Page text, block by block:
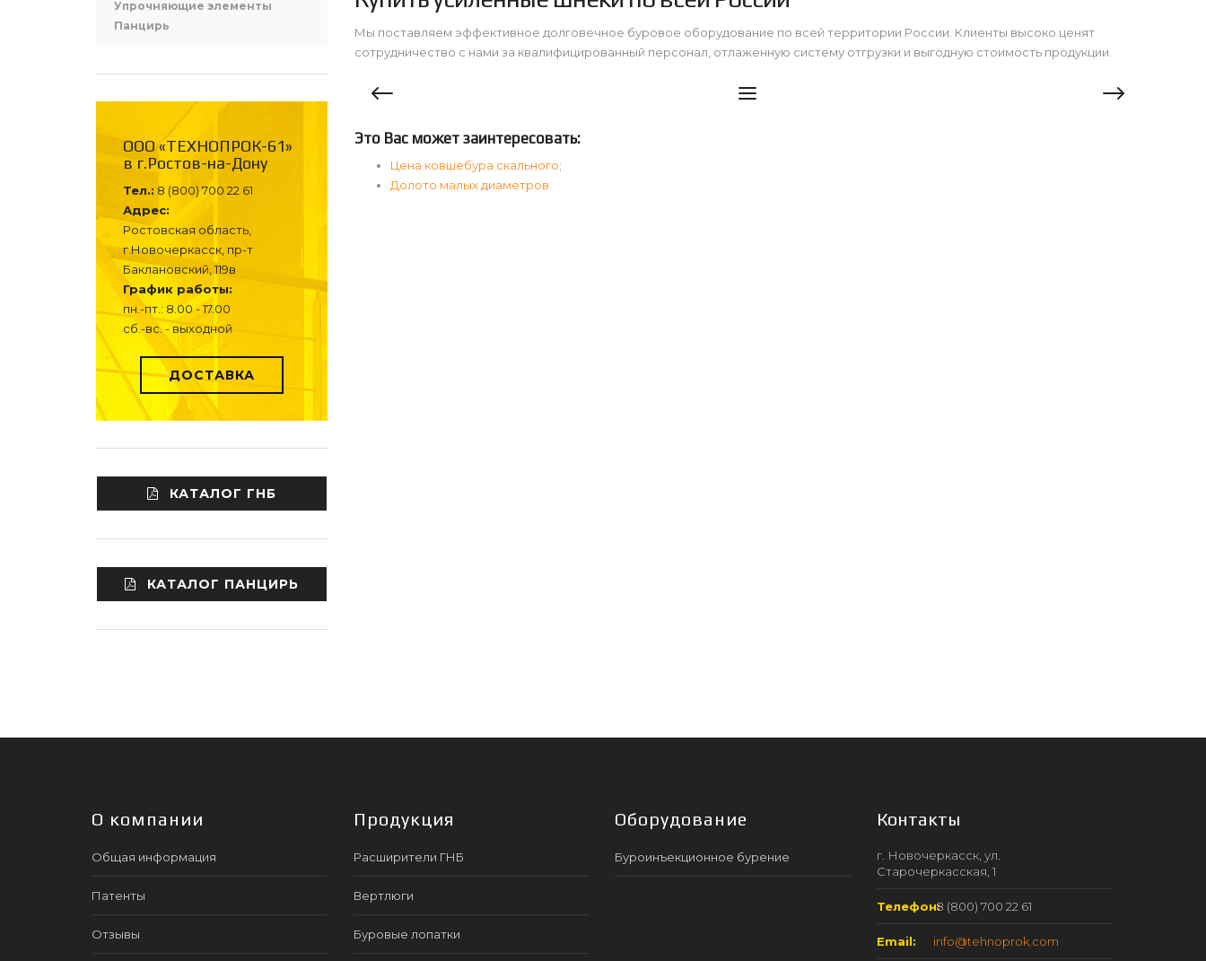
Мы поставляем эффективное долговечное буровое оборудование по всей территории России. Клиенты высоко ценят
сотрудничество с нами за квалифицированный персонал, отлаженную систему отгрузки и выгодную стоимость продукции.
Это Вас может заинтересовать:
Цена ковшебура скального;
Долото малых диаметров
Упрочняющие элементы
Панцирь
ООО «ТЕХНОПРОК-61»
в г.Ростов-на-Дону
Тел.: 8 (800) 700 22 61
Адрес:
Ростовская область,
г.Новочеркасск, пр-т
Баклановский, 119в
График работы:
пн.-пт.: 8.00 - 17.00
сб.-вс. - выходной
ДОСТАВКА
КАТАЛОГ ГНБ
КАТАЛОГ ПАНЦИРЬ
О компании
Общая информация
Патенты
Отзывы
Продукция
Расширители ГНБ
Вертлюги
Буровые лопатки
Оборудование
Буроинъекционное бурение
Контакты
г. Новочеркасск, ул.
Старочеркасская, 1
Телефон:8 (800) 700 22 61
Email: info@tehnoprok.com